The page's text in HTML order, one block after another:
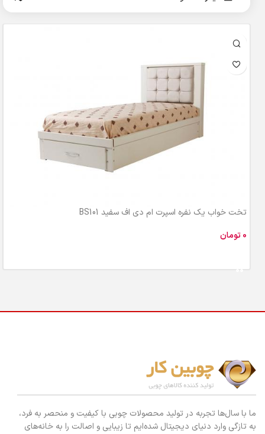
تخت خواب یک نفره اسپرت ام دی اف سفید BS101
تومان
ما با سال‌ها تجربه در تولید محصولات چوبی با کیفیت و منحصر به فرد،
به تازگی وارد دنیای دیجیتال شده‌ایم تا زیبایی و اصالت را به خانه‌های